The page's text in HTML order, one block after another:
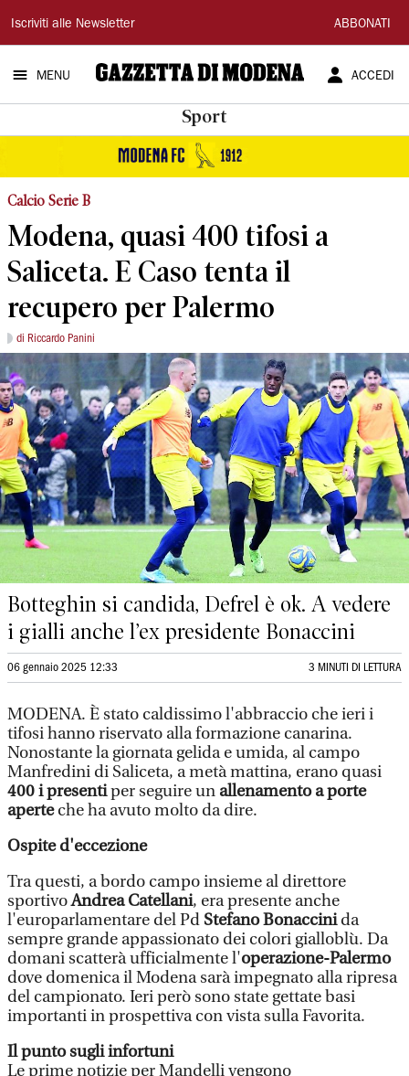
Gazzetta
di
Modena
Iscriviti alle Newsletter ABBONATI
MENU ACCEDI
Sport
Calcio Serie B
Modena, quasi 400 tifosi a
Saliceta. E Caso tenta il
recupero per Palermo
di Riccardo Panini
Botteghin si candida, Defrel è ok. A vedere
i gialli anche l’ex presidente Bonaccini
06 gennaio 2025 12:33 3 MINUTI DI LETTURA
MODENA. È stato caldissimo l'abbraccio che ieri i
tifosi hanno riservato alla formazione canarina.
Nonostante la giornata gelida e umida, al campo
Manfredini di Saliceta, a metà mattina, erano quasi
400 i presentiper seguire un allenamento a porte
aperteche ha avuto molto da dire.
Ospite d'eccezione
Tra questi, a bordo campo insieme al direttore
sportivoAndrea Catellani, era presente anche
l'europarlamentare del Pd Stefano Bonaccinida
sempre grande appassionato dei colori gialloblù. Da
domani scatterà ufficialmente l'operazione-Palermo
dove domenica il Modena sarà impegnato alla ripresa
del campionato. Ieri però sono state gettate basi
importanti in prospettiva con vista sulla Favorita.
Il punto sugli infortuni
Le prime notizie per Mandelli vengono